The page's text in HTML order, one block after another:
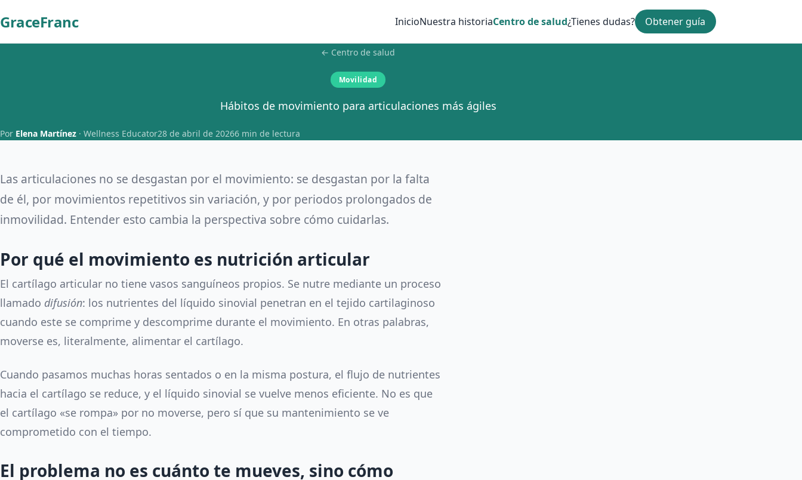
GraceFranc InicioNuestra historiaCentro de salud¿Tienes dudas? Obtener guía
← Centro de salud
Movilidad
Hábitos de movimiento para articulaciones más ágiles
Por Elena Martínez · Wellness Educator28 de abril de 20266 min de lectura
Las articulaciones no se desgastan por el movimiento: se desgastan por la falta
de él, por movimientos repetitivos sin variación, y por periodos prolongados de
inmovilidad. Entender esto cambia la perspectiva sobre cómo cuidarlas.
Por qué el movimiento es nutrición articular
El cartílago articular no tiene vasos sanguíneos propios. Se nutre mediante un proceso
llamado difusión: los nutrientes del líquido sinovial penetran en el tejido cartilaginoso
cuando este se comprime y descomprime durante el movimiento. En otras palabras,
moverse es, literalmente, alimentar el cartílago.
Cuando pasamos muchas horas sentados o en la misma postura, el flujo de nutrientes
hacia el cartílago se reduce, y el líquido sinovial se vuelve menos eficiente. No es que
el cartílago «se rompa» por no moverse, pero sí que su mantenimiento se ve
comprometido con el tiempo.
El problema no es cuánto te mueves, sino cómo